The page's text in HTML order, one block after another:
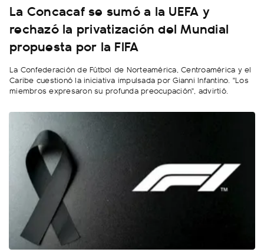
La Concacaf se sumó a la UEFA y
rechazó la privatización del Mundial
propuesta por la FIFA
La Confederación de Fútbol de Norteamérica, Centroamérica y el
Caribe cuestionó la iniciativa impulsada por Gianni Infantino. "Los
miembros expresaron su profunda preocupación", advirtió.